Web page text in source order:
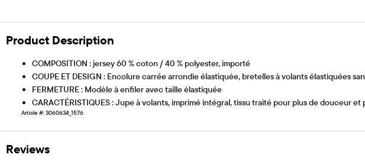
Product Description
COMPOSITION : jersey 60 % coton / 40 % polyester, importé
COUPE ET DESIGN : Encolure carrée arrondie élastiquée, bretelles à volants élastiquées
FERMETURE : Modèle à enfiler avec taille élastiquée
CARACTÉRISTIQUES : Jupe à volants, imprimé intégral, tissu traité pour plus de douceur
Article #: 3060634_1576
Reviews